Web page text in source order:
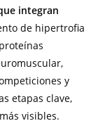
integran
de hipertrofia
y
etapas clave,
visibles.